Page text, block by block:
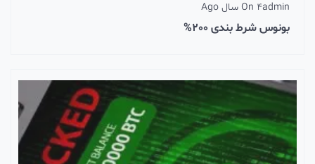
admin
On 4 سال Ago
بونوس شرط بندی 200%